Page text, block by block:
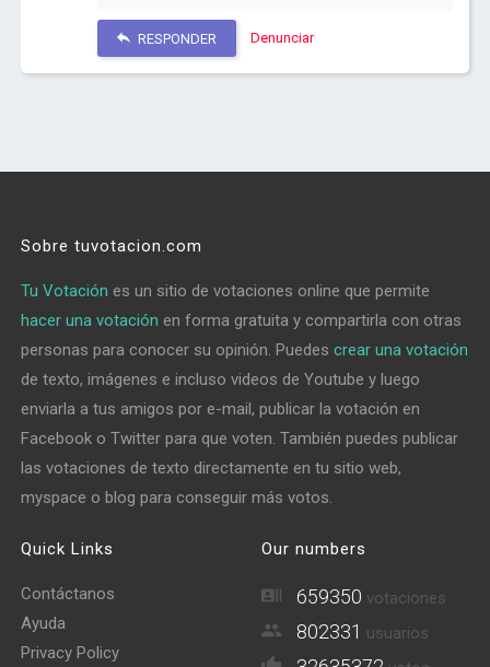
RESPONDER Denunciar
Sobre tuvotacion.com
Tu Votación es un sitio de votaciones online que permite
hacer una votación en forma gratuita y compartirla con otras
personas para conocer su opinión. Puedescrear una votación
de texto, imágenes e incluso videos de Youtube y luego
enviarla a tus amigos por e-mail, publicar la votación en
Facebook o Twitter para que voten. También puedes publicar
las votaciones de texto directamente en tu sitio web,
myspace o blog para conseguir más votos.
Quick Links
Contáctanos
Ayuda
Privacy Policy
Our numbers
659350 votaciones
802331 usuarios